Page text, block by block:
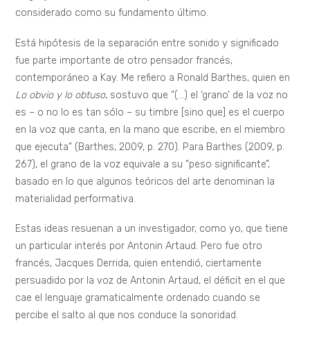
considerado como su fundamento último.
Está hipótesis de la separación entre sonido y significado
fue parte importante de otro pensador francés,
contemporáneo a Kay. Me refiero a Ronald Barthes, quien en
Lo obvio y lo obtuso, sostuvo que “(…) el ‘grano’ de la voz no
es – o no lo es tan sólo – su timbre [sino que] es el cuerpo
en la voz que canta, en la mano que escribe, en el miembro
que ejecuta” (Barthes, 2009, p. 270). Para Barthes (2009, p.
267), el grano de la voz equivale a su “peso significante”,
basado en lo que algunos teóricos del arte denominan la
materialidad performativa.
Estas ideas resuenan a un investigador, como yo, que tiene
un particular interés por Antonin Artaud. Pero fue otro
francés, Jacques Derrida, quien entendió, ciertamente
persuadido por la voz de Antonin Artaud, el déficit en el que
cae el lenguaje gramaticalmente ordenado cuando se
percibe el salto al que nos conduce la sonoridad.